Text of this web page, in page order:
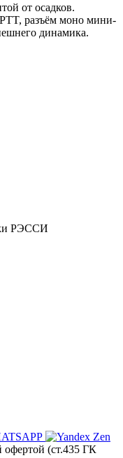
от осадков.
разъём моно мини-
динамика.
РЭССИ
офертой (ст.435 ГК